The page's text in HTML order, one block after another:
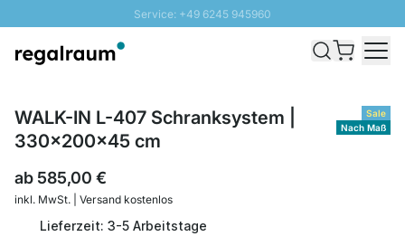
Service: +49 6245 945960
Schnelle Lieferung - Gratis Versand ab 100€
Sale
Nach Maß
WALK-IN L-407 Schranksystem |
330x200x45 cm
ab 585,00 €
inkl. MwSt. | Versand kostenlos
Lieferzeit: 3-5 Arbeitstage